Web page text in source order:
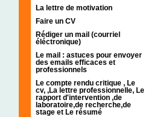
La lettre de motivation
Faire un CV
Rédiger un mail (courriel
éléctronique)
Le mail : astuces pour envoyer
des emails efficaces et
professionnels
Le compte rendu critique , Le
cv, ,La lettre professionnelle, Le
rapport d'intervention ,de
laboratoire,de recherche,de
stage et Le résumé